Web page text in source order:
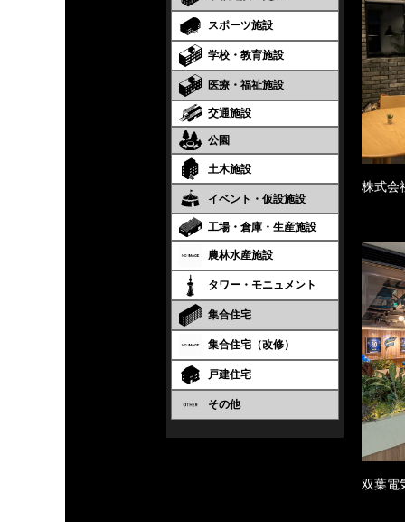
スポーツ施設
学校・教育施設
医療・福祉施設
交通施設
公園
土木施設
イベント・仮設施設
工場・倉庫・生産施設
農林水産施設
タワー・モニュメント
集合住宅
集合住宅（改修）
戸建住宅
その他
株式会
双葉電